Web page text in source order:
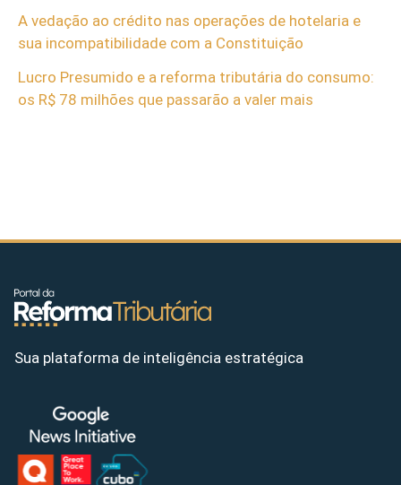
A vedação ao crédito nas operações de hotelaria e
sua incompatibilidade com a Constituição
Lucro Presumido e a reforma tributária do consumo:
os R$ 78 milhões que passarão a valer mais
Sua plataforma de inteligência estratégica